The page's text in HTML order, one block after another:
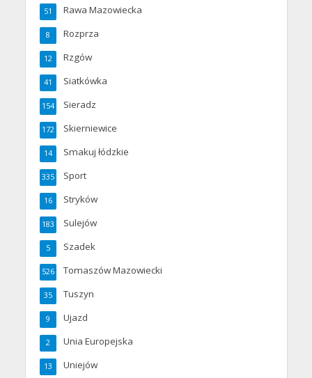
Rawa Mazowiecka
51
Rozprza
8
Rzgów
12
Siatkówka
41
Sieradz
154
Skierniewice
172
Smakuj łódzkie
14
Sport
335
Stryków
16
Sulejów
183
Szadek
5
Tomaszów Mazowiecki
526
Tuszyn
35
Ujazd
9
Unia Europejska
2
Uniejów
13